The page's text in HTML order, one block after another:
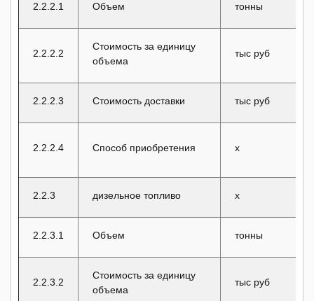
2.2.2.1 Объем тонны
2.2.2.2
Стоимость за единицу
объема
тыс руб
2.2.2.3 Стоимость доставки тыс руб
2.2.2.4 Способ приобретения x
2.2.3 дизельное топливо x
2.2.3.1 Объем тонны
2.2.3.2
Стоимость за единицу
объема
тыс руб